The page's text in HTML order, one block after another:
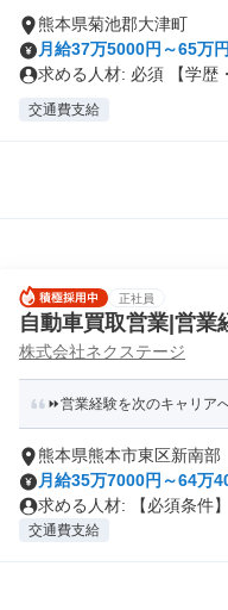
熊本県菊池郡大津町
月給37万5000円～65万円
求める人材: 必須 【学歴
交通費支給
正社員
自動車買取営業|営業
株式会社ネクステージ
⏩️営業経験を次のキャリア
熊本県熊本市東区新南部
月給35万7000円～64万
求める人材: 【必須条件
交通費支給